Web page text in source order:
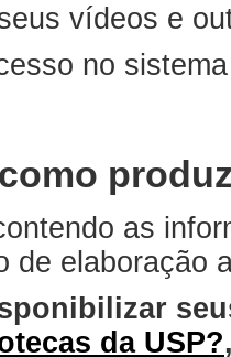
vídeos e
no
as
de elaboração
da USP?